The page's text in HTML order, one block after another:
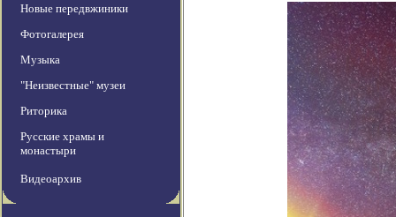
Новые передвжиники
Фотогалерея
Музыка
"Неизвестные" музеи
Риторика
Русские храмы и
монастыри
Видеоархив